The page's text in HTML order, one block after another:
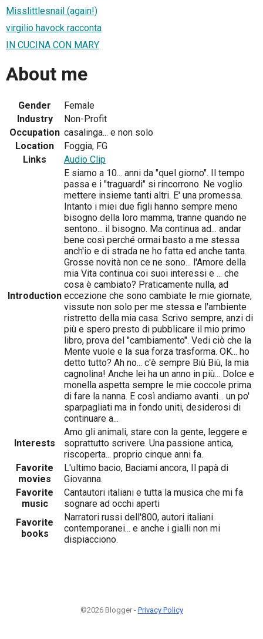
Misslittlesnail (again!)
virgilio havock racconta
IN CUCINA CON MARY
About me
Gender
Female
Industry
Non-Profit
Occupation casalinga... e non solo
Location
Foggia, FG
Links
Audio Clip
Introduction
E siamo a 10... anni da "quel giorno". Il tempo
passa e i "traguardi" si rincorrono. Ne voglio
mettere insieme tanti altri. E' una promessa.
Intanto i miei due figli hanno sempre meno
bisogno della loro mamma, tranne quando ne
sentono... il bisogno. Ma continua ad... andar
bene così perché ormai basto a me stessa
anch'io e di strada ne ho fatta ed anche tanta.
Grosse novità non ce ne sono... l'Amore della
mia Vita continua coi suoi interessi e ... che
cosa è cambiato? Praticamente nulla, ad
eccezione che sono cambiate le mie giornate,
vissute non solo per me stessa e l'ambiente
ristretto della mia casa. Scrivo sempre, anzi di
più e spero presto di pubblicare il mio primo
libro, prova del "cambiamento". Vedi ciò che la
Mente vuole e la sua forza trasforma. OK... ho
detto tutto? Ah no... c'è sempre Biù Biù, la mia
cagnolina! Anche lei ha un anno in più... Dolce e
monella aspetta sempre le mie coccole prima
di fare la nanna. E così andiamo avanti... un po'
sparpagliati ma in fondo uniti, desiderosi di
continuare a...
Interests
Amo gli animali, stare con la gente, leggere e
soprattutto scrivere. Una passione antica,
riscoperta... proprio cinque anni fa.
Favorite
movies
L'ultimo bacio, Baciami ancora, Il papà di
Giovanna.
Favorite
music
Cantautori italiani e tutta la musica che mi fa
sognare ad occhi aperti
Favorite
books
Narratori russi dell'800, autori italiani
contemporanei... e anche i gialli non mi
dispiacciono.
©2026 Blogger - Privacy Policy